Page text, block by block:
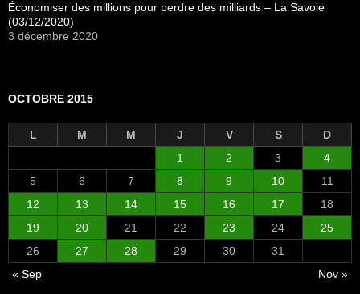
Économiser des millions pour perdre des milliards – La Savoie
(03/12/2020)
3 décembre 2020
OCTOBRE 2015
L M M J V S
D
1
2 3
4
5
6 7 8 9 10
11
12
13 14 15 16 17
18
19
20 21 22 23 24
25
26
27 28 29 30
31
« Sep
Nov »